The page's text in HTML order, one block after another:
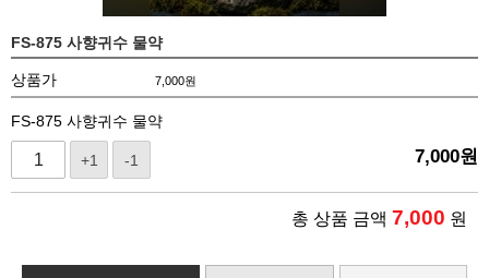
FS-875 사향귀수 물약
상품가 7,000원
FS-875 사향귀수 물약
+1 -1 7,000원
총 상품 금액 7,000 원